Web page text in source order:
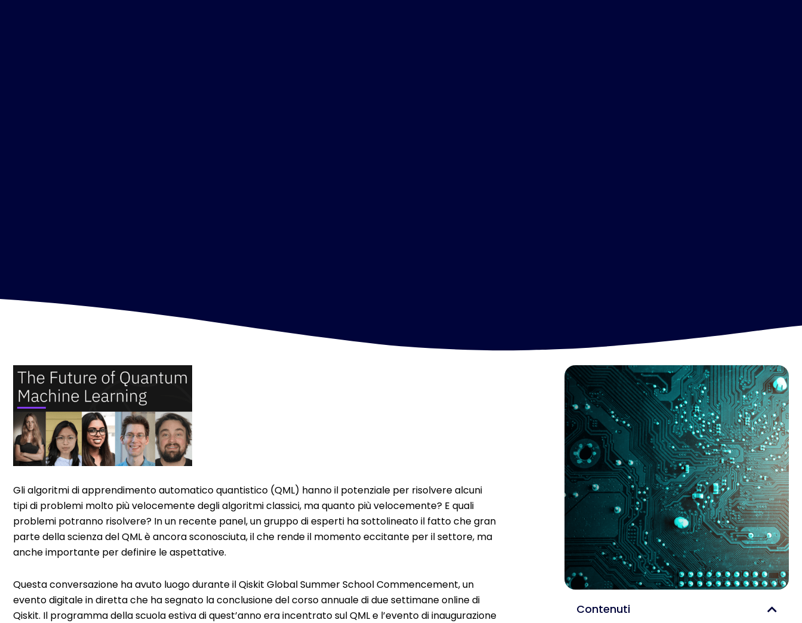
Gli algoritmi di apprendimento automatico quantistico (QML) hanno il potenziale per risolvere alcuni
tipi di problemi molto più velocemente degli algoritmi classici, ma quanto più velocemente? E quali
problemi potranno risolvere? In un recente panel, un gruppo di esperti ha sottolineato il fatto che gran
parte della scienza del QML è ancora sconosciuta, il che rende il momento eccitante per il settore, ma
anche importante per definire le aspettative.
Questa conversazione ha avuto luogo durante il Qiskit Global Summer School Commencement, un
evento digitale in diretta che ha segnato la conclusione del corso annuale di due settimane online di
Qiskit. Il programma della scuola estiva di quest’anno era incentrato sul QML e l’evento di inaugurazione
Contenuti